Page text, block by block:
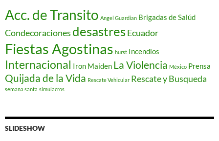
Acc. de Transito Angel Guardian Brigadas de Salúd
Condecoraciones desastresEcuador
Fiestas Agostinas hurst Incendios
Internacional Iron Maiden La Violencia México Prensa
Quijada de la Vida Rescate Vehicular Rescate y Busqueda
semana santa simulacros
SLIDESHOW